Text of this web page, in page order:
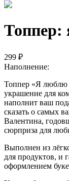
Топпер:
299 ₽
Наполнение:
Топпер «Я люблю
украшение для
наполнит ваш
сказать о самых
Валентина,
сюрприза для
Выполнен из
для продуктов, и
оформлением